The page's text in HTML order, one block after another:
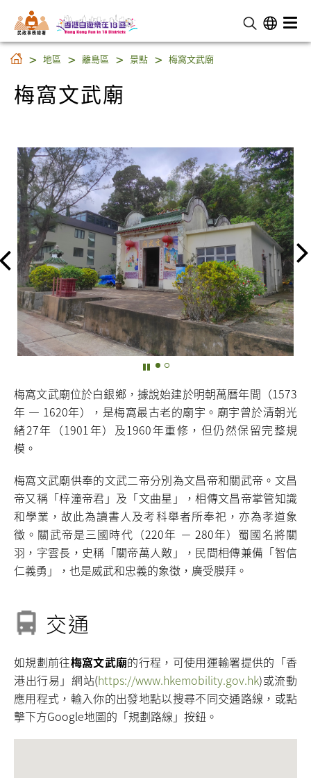
民 政 事 務 總 署
梅窩文武廟
地區 離島區 景點 梅窩文武廟
梅窩文武廟
梅窩文武廟位於白銀鄉，據說始建於明朝萬曆年間（1573
年 — 1620年），是梅窩最古老的廟宇。廟宇曾於清朝光
緒27年（1901年）及1960年重修，但仍然保留完整規
模。
梅窩文武廟供奉的文武二帝分別為文昌帝和關武帝。文昌
帝又稱「梓潼帝君」及「文曲星」，相傳文昌帝掌管知識
和學業，故此為讀書人及考科舉者所奉祀，亦為孝道象
徵。關武帝是三國時代（220年 － 280年）蜀國名將關
羽，字雲長，史稱「關帝萬人敵」，民間相傳兼備「智信
仁義勇」，也是威武和忠義的象徵，廣受膜拜。
交通
如規劃前往梅窩文武廟的行程，可使用運輸署提供的「香
港出行易」網站(https://www.hkemobility.gov.hk)或流動
應用程式，輸入你的出發地點以搜尋不同交通路線，或點
擊下方Google地圖的「規劃路線」按鈕。